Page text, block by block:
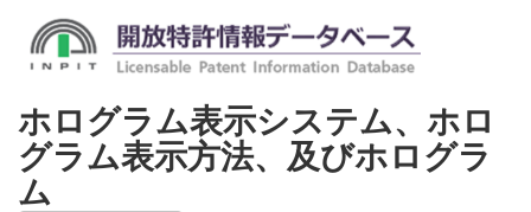
ホログラム表示システム、ホロ
グラム表示方法、及びホログラ
ム